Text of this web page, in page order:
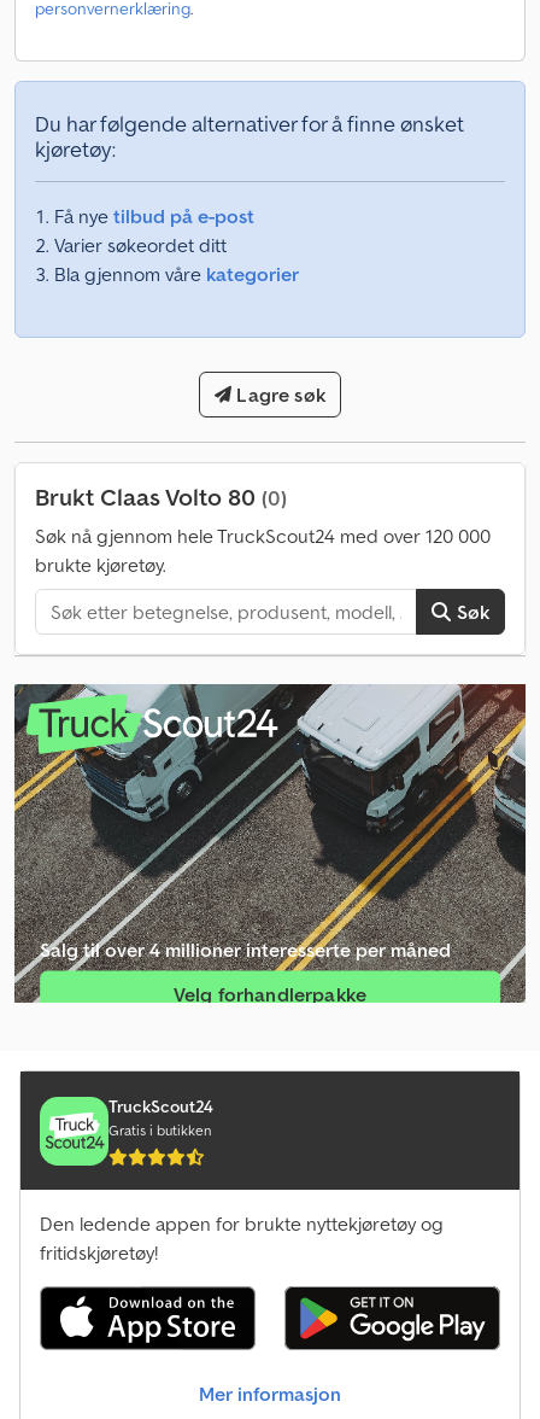
personvernerklæring.
Du har følgende alternativer for å finne ønsket
kjøretøy:
Få nye tilbud på e-post
Varier søkeordet ditt
Bla gjennom våre kategorier
Lagre søk
Brukt Claas Volto 80 (0)
Søk nå gjennom hele TruckScout24 med over 120 000
brukte kjøretøy.
Søk
Salg til over 4 millioner interesserte per måned
Velg forhandlerpakke
TruckScout24
Gratis i butikken
Den ledende appen for brukte nyttekjøretøy og
fritidskjøretøy!
Mer informasjon